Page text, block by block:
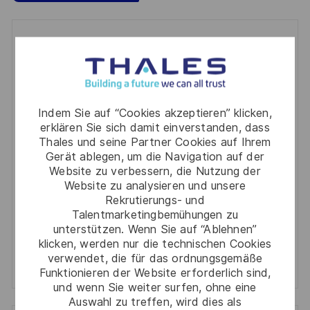
Indem Sie auf “Cookies akzeptieren” klicken,
erklären Sie sich damit einverstanden, dass
Thales und seine Partner Cookies auf Ihrem
Gerät ablegen, um die Navigation auf der
Website zu verbessern, die Nutzung der
Website zu analysieren und unsere
Rekrutierungs- und
Talentmarketingbemühungen zu
unterstützen. Wenn Sie auf “Ablehnen”
klicken, werden nur die technischen Cookies
verwendet, die für das ordnungsgemäße
Funktionieren der Website erforderlich sind,
und wenn Sie weiter surfen, ohne eine
Auswahl zu treffen, wird dies als
You'll receive updates once a week
Email
address
(Required)
Required
Prüfen Sie die Bedingungen für die Verarbeitung
persönlicher Daten und stimmen Sie ihnen zu
Aktivieren
Manage alerts
Manage alerts